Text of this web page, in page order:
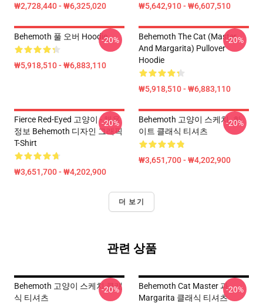
₩2,728,440 - ₩6,325,020 ₩5,642,910 - ₩6,607,510
Behemoth 풀 오버 Hoodie
₩5,918,510 - ₩6,883,110
-20%
Behemoth The Cat (Master
And Margarita) Pullover
Hoodie
₩5,918,510 - ₩6,883,110
-20%
Fierce Red-Eyed 고양이 - 채용
정보 Behemoth 디자인 그래픽
T-Shirt
₩3,651,700 - ₩4,202,900
-20%
Behemoth 고양이 스케치. 화
이트 클래식 티셔츠
₩3,651,700 - ₩4,202,900
-20%
더 보기
관련 상품
Behemoth 고양이 스케치 클래
식 티셔츠
-20%
Behemoth Cat Master 과
Margarita 클래식 티셔츠
-20%